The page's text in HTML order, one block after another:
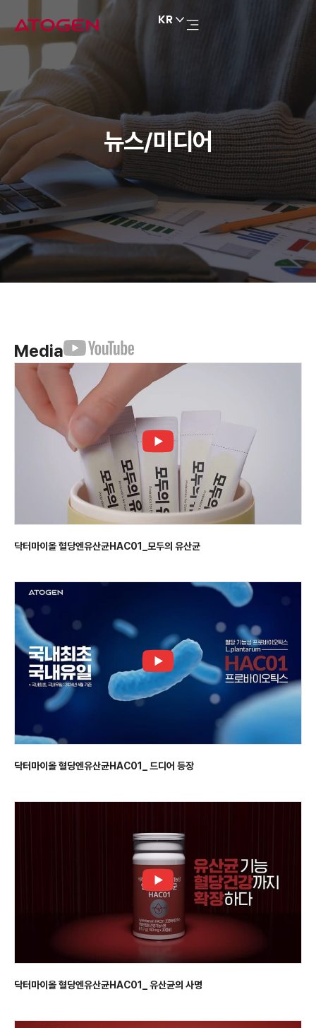
KR
뉴스/미디어
Media
닥터마이올 혈당엔유산균HAC01_모두의 유산균
닥터마이올 혈당엔유산균HAC01_ 드디어 등장
닥터마이올 혈당엔유산균HAC01_ 유산균의 사명